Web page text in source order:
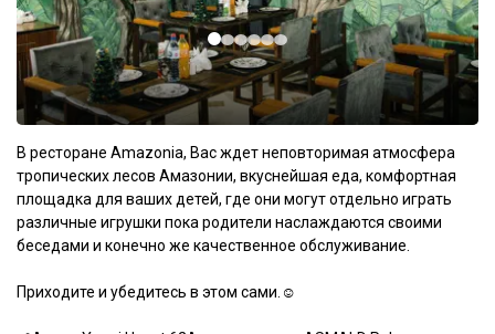
В ресторане Amazonia, Вас ждет неповторимая атмосфера
тропических лесов Амазонии, вкуснейшая еда, комфортная
площадка для ваших детей, где они могут отдельно играть
различные игрушки пока родители наслаждаются своими
беседами и конечно же качественное обслуживание.
Приходите и убедитесь в этом сами.☺️